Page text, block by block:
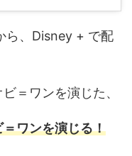
ら、Disney + で配
＝ワンを演じた、
ワンを演じる！